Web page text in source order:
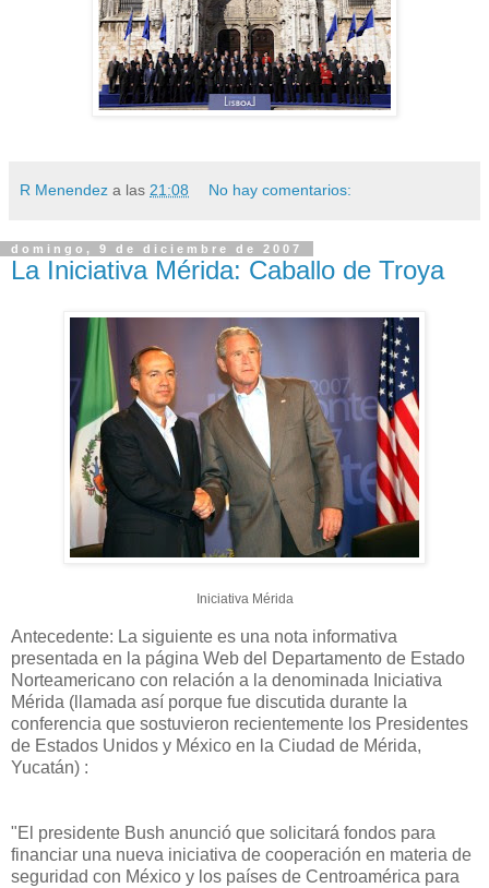
R Menendez a las 21:08 No hay comentarios:
domingo, 9 de diciembre de 2007
La Iniciativa Mérida: Caballo de Troya
Iniciativa Mérida
Antecedente: La siguiente es una nota informativa
presentada en la página Web del Departamento de Estado
Norteamericano con relación a la denominada Iniciativa
Mérida (llamada así porque fue discutida durante la
conferencia que sostuvieron recientemente los Presidentes
de Estados Unidos y México en la Ciudad de Mérida,
Yucatán) :
"El presidente Bush anunció que solicitará fondos para
financiar una nueva iniciativa de cooperación en materia de
seguridad con México y los países de Centroamérica para